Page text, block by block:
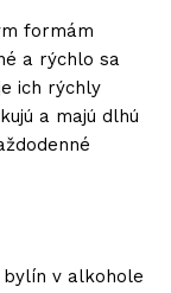
formám
a rýchlo sa
ich rýchly
a majú dlhú
v alkohole